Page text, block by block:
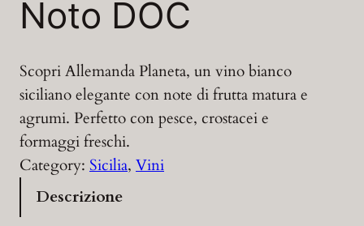
Noto DOC
Scopri Allemanda Planeta, un vino bianco
siciliano elegante con note di frutta matura e
agrumi. Perfetto con pesce, crostacei e
formaggi freschi.
Category: Sicilia, Vini
Descrizione